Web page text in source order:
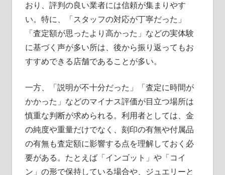
おり、評判の良い業者には信頼が集まりやす
い。特に、「スタッフの対応が丁寧だった」
「査定額が思ったより高かった」などの実体験
に基づく声が多い所は、後から振り返ってもお
すすめできる店舗であることが多い。
一方、「説明が不十分だった」「査定に時間が
かかった」などのマイナス評価が目立つ場所は
慎重な判断が求められる。利用者としては、金
の純度や重量だけでなく、刻印の有無や付属品
の有無も査定額に影響する点を理解しておく必
要がある。たとえば「インゴット」や「コイ
ン」の形で保持している場合や、ジュエリーと